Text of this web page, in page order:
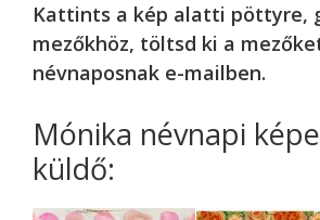
Kattints a kép alatti pöttyre,
mezőkhöz, töltsd ki a
névnaposnak e-mailben.
Mónika névnapi
küldő: